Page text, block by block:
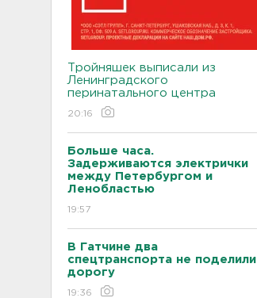
Тройняшек выписали из
Ленинградского
перинатального центра
20:16
Больше часа.
Задерживаются электрички
между Петербургом и
Ленобластью
19:57
В Гатчине два
спецтранспорта не поделили
дорогу
19:36